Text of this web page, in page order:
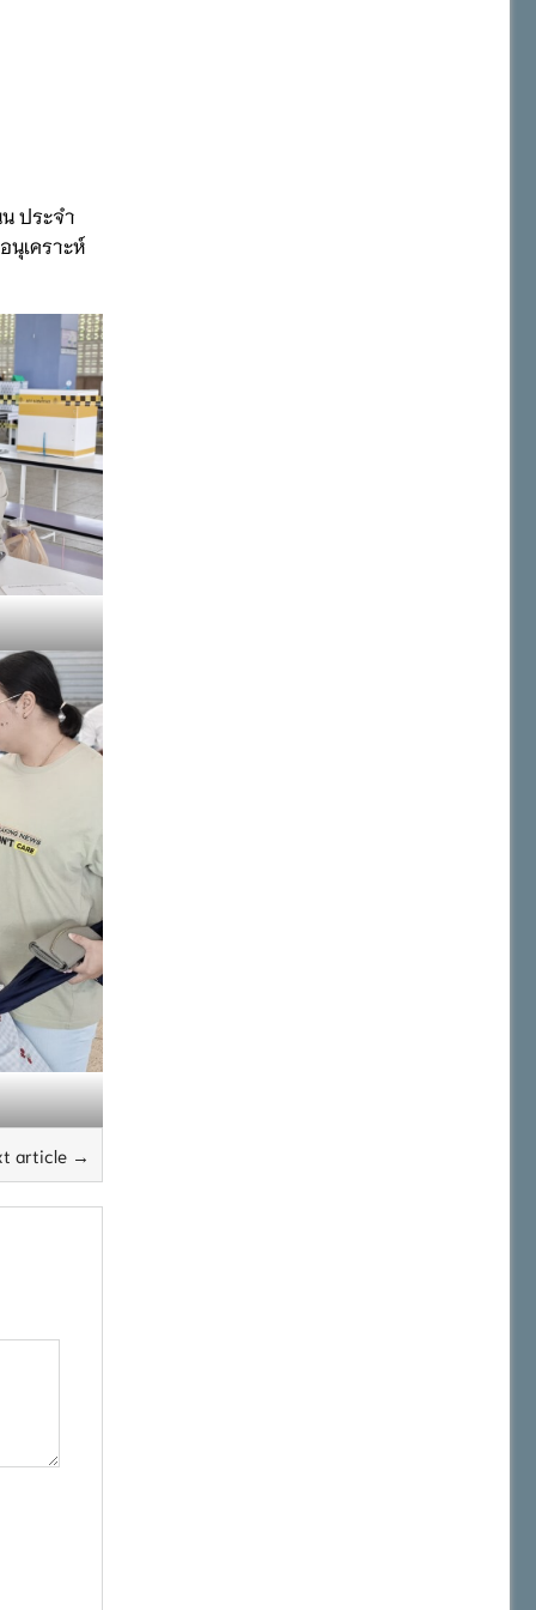
ประจำ
นุเคราะห์
article →